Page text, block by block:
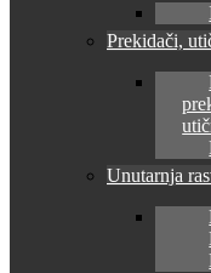
Prekidači,
Unutarnja